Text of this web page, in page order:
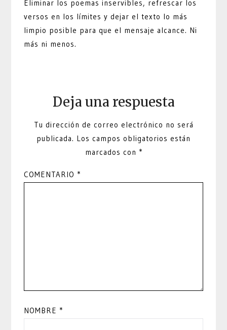
Eliminar los poemas inservibles, refrescar los
versos en los límites y dejar el texto lo más
limpio posible para que el mensaje alcance. Ni
más ni menos.
Deja una respuesta
Tu dirección de correo electrónico no será
publicada. Los campos obligatorios están
marcados con *
COMENTARIO *
NOMBRE *